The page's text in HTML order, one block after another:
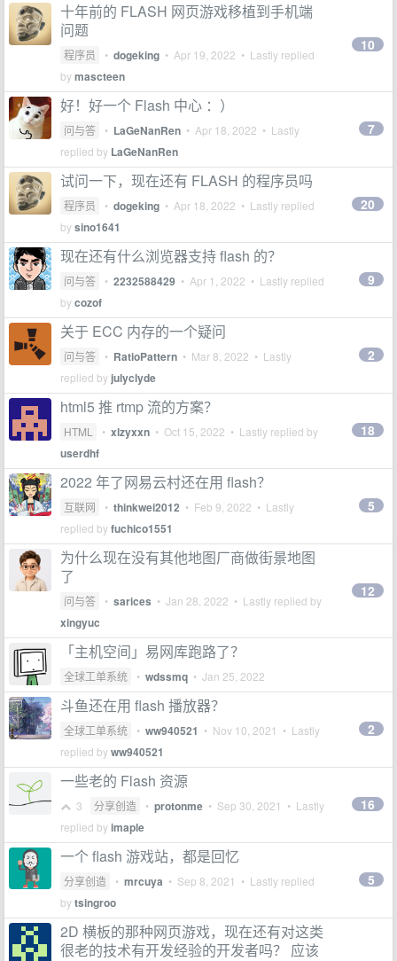
十年前的 FLASH 网页游戏移植到手机端
问题
程序员 • dogeking • Apr 19, 2022 • Lastly replied
bymascteen
10
好！好一个 Flash 中心 ：）
问与答 • LaGeNanRen • Apr 18, 2022 • Lastly
replied by LaGeNanRen
7
试问一下，现在还有 FLASH 的程序员吗
程序员 • dogeking • Apr 18, 2022 • Lastly replied
bysino1641
20
现在还有什么浏览器支持 flash 的？
问与答 • 2232588429 • Apr 1, 2022 • Lastly replied
bycozof
9
关于 ECC 内存的一个疑问
问与答 • RatioPattern • Mar 8, 2022 • Lastly
replied by julyclyde
2
html5 推 rtmp 流的方案？
HTML • xlzyxxn • Oct 15, 2022 • Lastly replied by
userdhf
18
2022 年了网易云村还在用 flash？
互联网 • thinkwei2012 • Feb 9, 2022 • Lastly
replied byfuchico1551
5
为什么现在没有其他地图厂商做街景地图
了
问与答 • sarices • Jan 28, 2022 • Lastly replied by
xingyuc
12
「主机空间」易网库跑路了？
全球工单系统 • wdssmq • Jan 25, 2022
斗鱼还在用 flash 播放器？
全球工单系统 • ww940521 • Nov 10, 2021 • Lastly
replied byww940521
2
一些老的 Flash 资源
3 分享创造 • protonme • Sep 30, 2021 • Lastly
replied byimaple
16
一个 flash 游戏站，都是回忆
分享创造 • mrcuya • Sep 8, 2021 • Lastly replied
bytsingroo
5
2D 横板的那种网页游戏，现在还有对这类
很老的技术有开发经验的开发者吗？ 应该